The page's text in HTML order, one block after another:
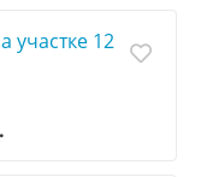
участке 12